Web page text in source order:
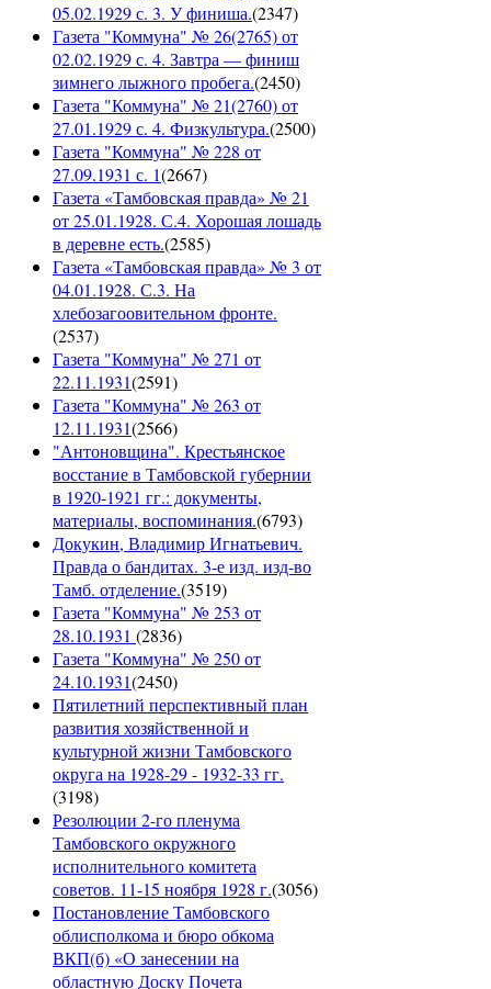
05.02.1929 с. 3. У финиша.(2347)
Газета "Коммуна" № 26(2765) от
02.02.1929 с. 4. Завтра — финиш
зимнего лыжного пробега.(2450)
Газета "Коммуна" № 21(2760) от
27.01.1929 с. 4. Физкультура.(2500)
Газета "Коммуна" № 228 от
27.09.1931 с. 1(2667)
Газета «Тамбовская правда» № 21
от 25.01.1928. С.4. Хорошая лошадь
в деревне есть.(2585)
Газета «Тамбовская правда» № 3 от
04.01.1928. С.3. На
хлебозагоовительном фронте.
(2537)
Газета "Коммуна" № 271 от
22.11.1931(2591)
Газета "Коммуна" № 263 от
12.11.1931(2566)
"Антоновщина". Крестьянское
восстание в Тамбовской губернии
в 1920-1921 гг.: документы,
материалы, воспоминания.(6793)
Докукин, Владимир Игнатьевич.
Правда о бандитах. 3-е изд. изд-во
Тамб. отделение.(3519)
Газета "Коммуна" № 253 от
28.10.1931 (2836)
Газета "Коммуна" № 250 от
24.10.1931(2450)
Пятилетний перспективный план
развития хозяйственной и
культурной жизни Тамбовского
округа на 1928-29 - 1932-33 гг.
(3198)
Резолюции 2-го пленума
Тамбовского окружного
исполнительного комитета
советов. 11-15 ноября 1928 г.(3056)
Постановление Тамбовского
облисполкома и бюро обкома
ВКП(б) «О занесении на
областную Доску Почета